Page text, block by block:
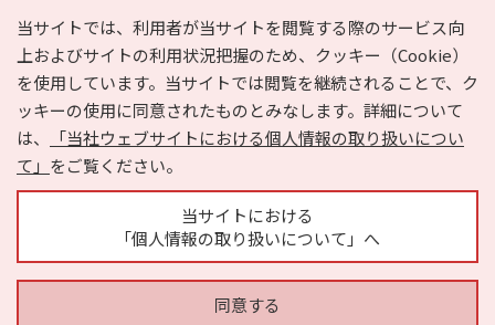
当サイトでは、利用者が当サイトを閲覧する際のサービス向
上およびサイトの利用状況把握のため、クッキー（Cookie）
を使用しています。当サイトでは閲覧を継続されることで、ク
ッキーの使用に同意されたものとみなします。詳細について
は、
「当社ウェブサイトにおける個人情報の取り扱いについ
て」 をご覧ください。
当サイトにおける
「個人情報の取り扱いについて」へ
同意する
e-NAVITA（イーナビタ）とは？ お気に入り
ヘルプ
利用規約
個人情報の取り扱いについて
運営会社
サイトマップ
広告掲載に関するお問い合わせ